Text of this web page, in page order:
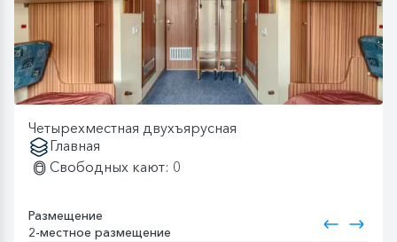
Четырехместная двухъярусная
Главная
Свободных кают: 0
Размещение
2-местное размещение